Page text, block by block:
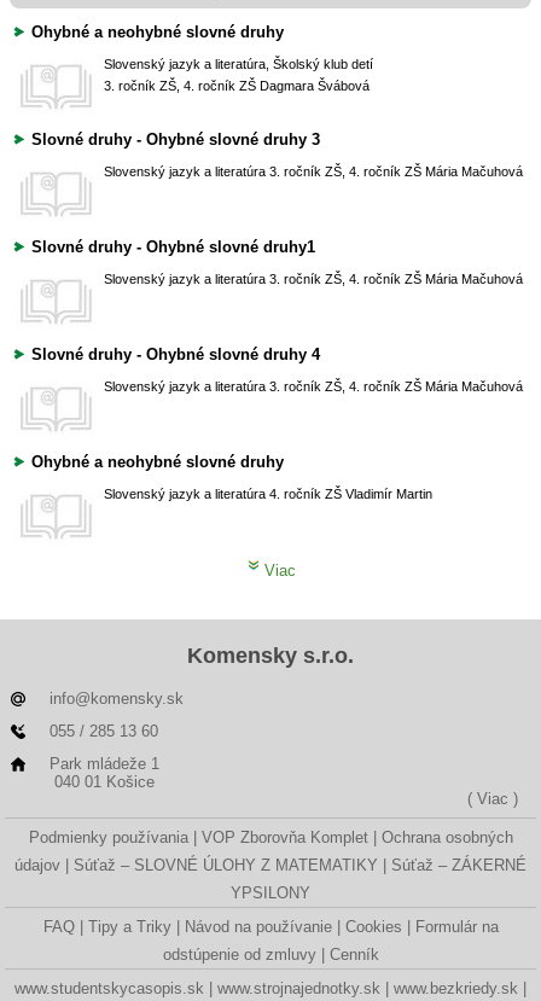
Ohybné a neohybné slovné druhy
Slovenský jazyk a literatúra, Školský klub detí
3. ročník ZŠ, 4. ročník ZŠ Dagmara Švábová
Slovné druhy - Ohybné slovné druhy 3
Slovenský jazyk a literatúra 3. ročník ZŠ, 4. ročník ZŠ Mária Mačuhová
Slovné druhy - Ohybné slovné druhy1
Slovenský jazyk a literatúra 3. ročník ZŠ, 4. ročník ZŠ Mária Mačuhová
Slovné druhy - Ohybné slovné druhy 4
Slovenský jazyk a literatúra 3. ročník ZŠ, 4. ročník ZŠ Mária Mačuhová
Ohybné a neohybné slovné druhy
Slovenský jazyk a literatúra 4. ročník ZŠ Vladimír Martin
Viac
Komensky s.r.o.
info@komensky.sk
055 / 285 13 60
Park mládeže 1
040 01 Košice
( Viac )
Podmienky používania VOP Zborovňa Komplet
Ochrana osobných
údajov
Súťaž – SLOVNÉ ÚLOHY Z MATEMATIKY
Súťaž – ZÁKERNÉ
YPSILONY
FAQ
Tipy a Triky Návod na používanie Cookies
Formulár na
odstúpenie od zmluvy
Cenník
www.studentskycasopis.sk
www.strojnajednotky.sk www.bezkriedy.sk